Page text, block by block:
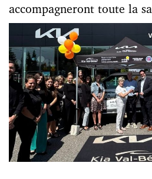
accompagneront toute la